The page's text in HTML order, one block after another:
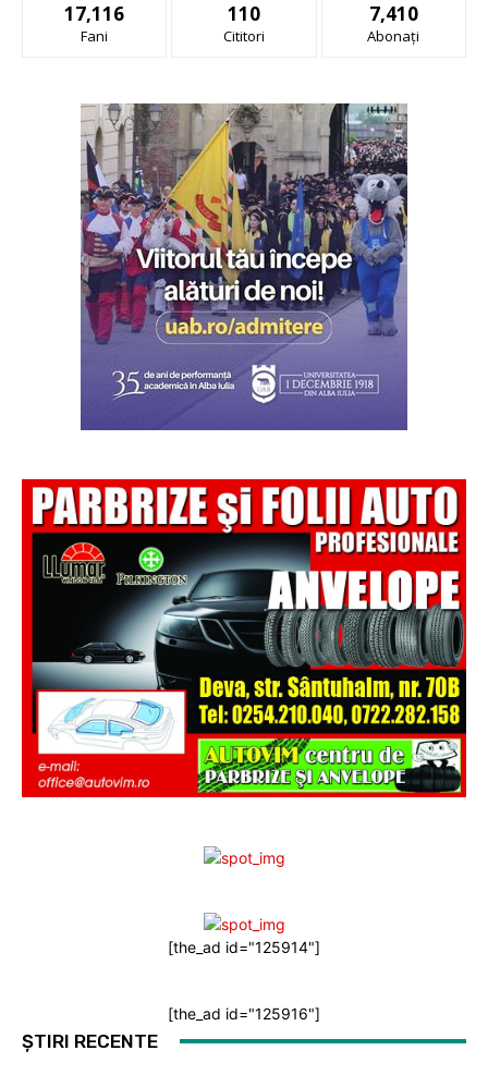
17,116
Fani
110
Cititori
7,410
Abonați
[the_ad id="125914"]
[the_ad id="125916"]
ȘTIRI RECENTE